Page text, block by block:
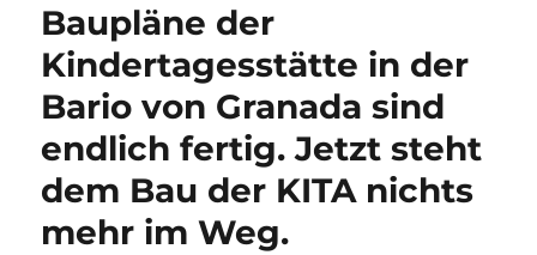
Baupläne der
Kindertagesstätte in der
Bario von Granada sind
endlich fertig. Jetzt steht
dem Bau der KITA nichts
mehr im Weg.